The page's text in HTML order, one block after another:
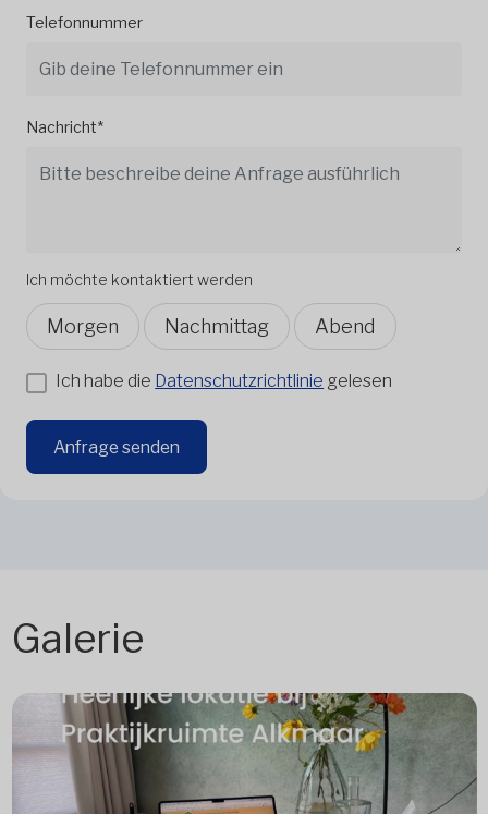
Telefonnummer
Nachricht*
Ich möchte kontaktiert werden
Morgen Nachmittag Abend
Ich habe die Datenschutzrichtlinie gelesen
Anfrage senden
Galerie